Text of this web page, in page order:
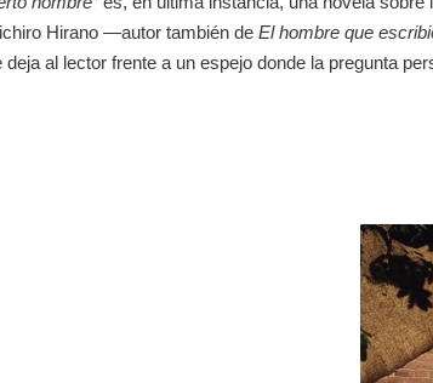
Hirano —autor también de El hombre que
deja al lector frente a un espejo donde la pregunta